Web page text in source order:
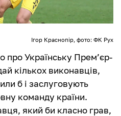
Ігор Краснопір, фото: ФК Рух
про Українську Прем’єр-
кількох виконавців,
б і заслуговують
команду країни.
який би класно грав,